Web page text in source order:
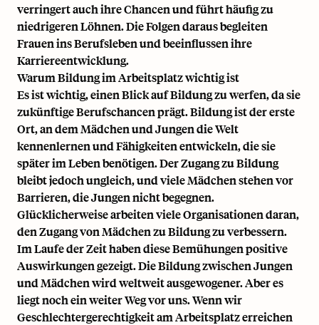
verringert auch ihre Chancen und führt häufig zu
niedrigeren Löhnen. Die Folgen daraus begleiten
Frauen ins Berufsleben und beeinflussen ihre
Karriereentwicklung.
Warum Bildung im Arbeitsplatz wichtig ist
Es ist wichtig, einen Blick auf Bildung zu werfen, da sie
zukünftige Berufschancen prägt. Bildung ist der erste
Ort, an dem Mädchen und Jungen die Welt
kennenlernen und Fähigkeiten entwickeln, die sie
später im Leben benötigen. Der Zugang zu Bildung
bleibt jedoch ungleich, und viele Mädchen stehen vor
Barrieren, die Jungen nicht begegnen.
Glücklicherweise arbeiten viele Organisationen daran,
den Zugang von Mädchen zu Bildung zu verbessern.
Im Laufe der Zeit haben diese Bemühungen positive
Auswirkungen gezeigt. Die Bildung zwischen Jungen
und Mädchen wird weltweit ausgewogener. Aber es
liegt noch ein weiter Weg vor uns. Wenn wir
Geschlechtergerechtigkeit am Arbeitsplatz erreichen